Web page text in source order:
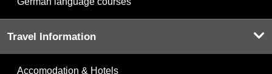
Travel Information
Accomodation & Hotels